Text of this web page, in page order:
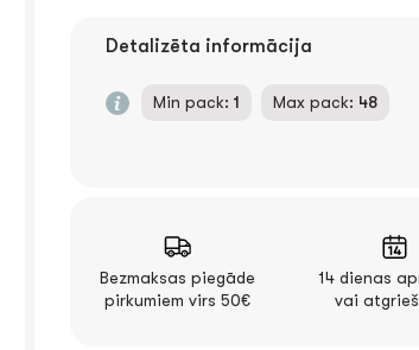
Detalizēta informācija
Min pack: 1 Max pack: 48
Bezmaksas piegāde
pirkumiem virs 50€
14 dienas
vai